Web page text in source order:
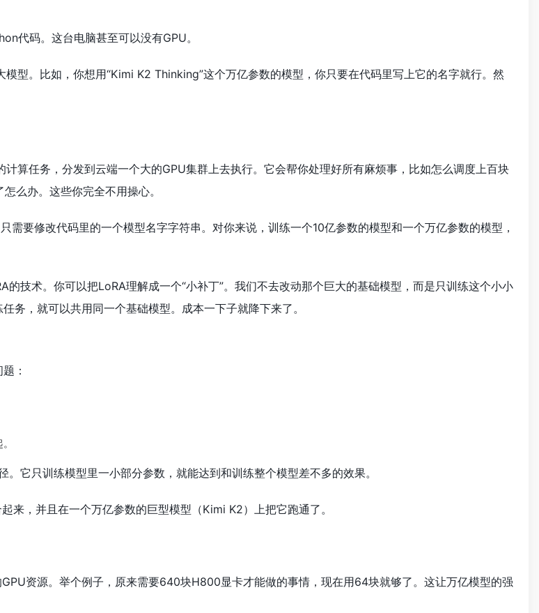
代码。这台电脑甚至可以没有GPU。
型。比如，你想用“Kimi K2 Thinking”这个万亿参数的模型，你只要在代码里写上它的名字就行。然
算任务，分发到云端一个大的GPU集群上去执行。它会帮你处理好所有麻烦事，比如怎么调度上百块
么办。这些你完全不用操心。
需要修改代码里的一个模型名字字符串。对你来说，训练一个10亿参数的模型和一个万亿参数的模型，
的技术。你可以把LoRA理解成一个“小补丁”。我们不去改动那个巨大的基础模型，而是只训练这个小小
务，就可以共用同一个基础模型。成本一下子就降下来了。
：
它只训练模型里一小部分参数，就能达到和训练整个模型差不多的效果。
来，并且在一个万亿参数的巨型模型（Kimi K2）上把它跑通了。
资源。举个例子，原来需要640块H800显卡才能做的事情，现在用64块就够了。这让万亿模型的强